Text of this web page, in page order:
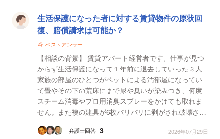
生活保護になった者に対する賃貸物件の原状回
復、賠償請求は可能か？
ベストアンサー
【相談の背景】 賃貸アパート経営者です。仕事が見つ
からず生活保護になって１年前に退去していった３人
家族の部屋のひとつがペットによる汚部屋になってい
て畳やその下の荒床にまで尿や臭いが染みつき、何度
スチーム消毒やプロ用消臭スプレーをかけても取れま
せん。また襖の建具が6枚バリバリに剥がされ破壊され
万...
弁護士回答 3 2026年07月29日